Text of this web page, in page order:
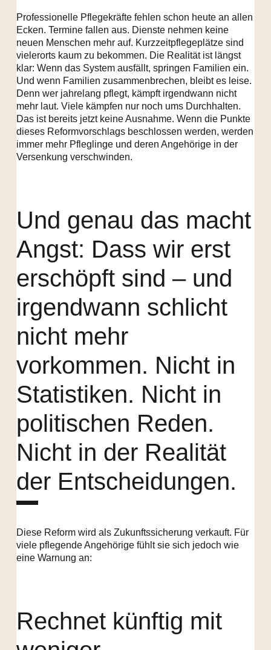
Professionelle Pflegekräfte fehlen schon heute an allen
Ecken. Termine fallen aus. Dienste nehmen keine
neuen Menschen mehr auf. Kurzzeitpflegeplätze sind
vielerorts kaum zu bekommen. Die Realität ist längst
klar: Wenn das System ausfällt, springen Familien ein.
Und wenn Familien zusammenbrechen, bleibt es leise.
Denn wer jahrelang pflegt, kämpft irgendwann nicht
mehr laut. Viele kämpfen nur noch ums Durchhalten.
Das ist bereits jetzt keine Ausnahme. Wenn die Punkte
dieses Reformvorschlags beschlossen werden, werden
immer mehr Pfleglinge und deren Angehörige in der
Versenkung verschwinden.
Und genau das macht
Angst: Dass wir erst
erschöpft sind – und
irgendwann schlicht
nicht mehr
vorkommen. Nicht in
Statistiken. Nicht in
politischen Reden.
Nicht in der Realität
der Entscheidungen.
Diese Reform wird als Zukunftssicherung verkauft. Für
viele pflegende Angehörige fühlt sie sich jedoch wie
eine Warnung an:
Rechnet künftig mit